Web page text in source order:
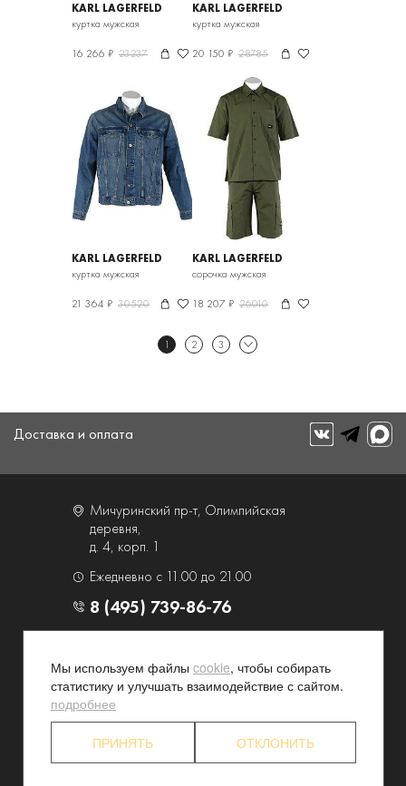
KARL LAGERFELD
куртка мужская
16 266 ₽ 23237
KARL LAGERFELD
куртка мужская
20 150 ₽ 28785
KARL LAGERFELD
куртка мужская
21 364 ₽ 30520
KARL LAGERFELD
сорочка мужская
18 207 ₽ 26010
1 2 3
Доставка и оплата
Мичуринский пр-т, Олимпийская
деревня,
д. 4, корп. 1
Ежедневно с 11.00 до 21.00
8 (495) 739-86-76
Контакты и схема проезда
Наши преимущества
Программа лояльности
Партнерские программы
Конфиденциальность
Акционерам
Мы используем файлы cookie, чтобы собирать
статистику и улучшать взаимодействие с сайтом.
подробнее
ПРИНЯТЬ ОТКЛОНИТЬ